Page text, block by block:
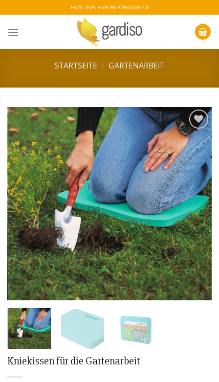
to
content
HOTLINE: +49 89 6784506-13
STARTSEITE / GARTENARBEIT
Zur
Wunschliste
Kniekissen für die Gartenarbeit